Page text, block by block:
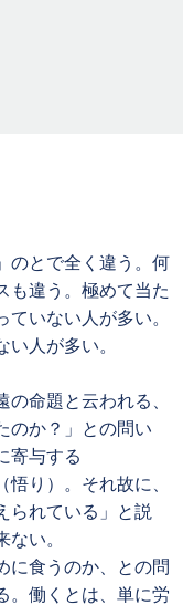
のとで全く違う。何
も違う。極めて当た
いない人が多い。
人が多い。
命題と云われる、
のか？」との問い
寄与する
り）。それ故に、
られている」と説
い。
に食うのか、との問
。働くとは、単に労